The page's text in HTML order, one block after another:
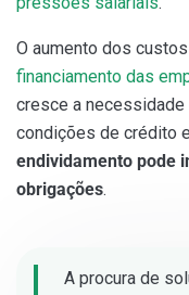
O aumento dos
financiamento das
cresce a necessidade
condições de crédito
endividamento pode
obrigações.
A procura de